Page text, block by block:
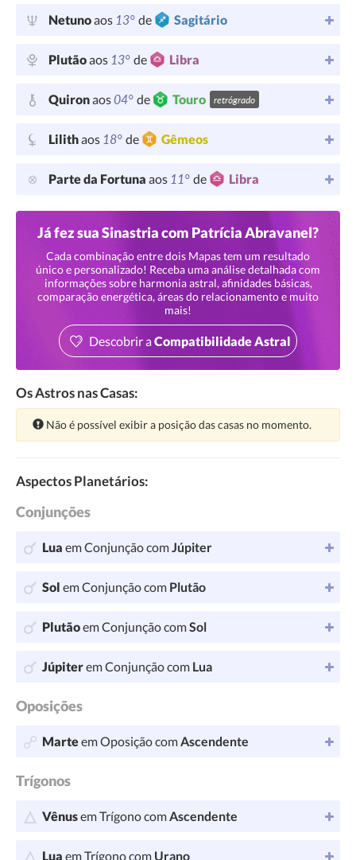
Netunoaos 13° de Sagitário
Plutãoaos 13° de Libra
Quironaos04° de Touro retrógrado
Lilithaos 18° de Gêmeos
Parte da Fortuna aos 11° de Libra
Já fez sua Sinastria com Patrícia Abravanel?
Cada combinação entre dois Mapas tem um resultado
único e personalizado! Receba uma análise detalhada com
informações sobre harmonia astral, afinidades básicas,
comparação energética, áreas do relacionamento e muito
mais!
Descobrir aCompatibilidade Astral
Os Astros nas Casas:
Atenção:
Não é possível exibir a posição das casas no momento.
Aspectos Planetários:
Conjunções
Lua em Conjunção comJúpiter
Sol em Conjunção com Plutão
Plutãoem Conjunção comSol
Júpiterem Conjunção com Lua
Oposições
Marteem Oposição comAscendente
Trígonos
Vênusem Trígono comAscendente
Lua em Trígono com Urano